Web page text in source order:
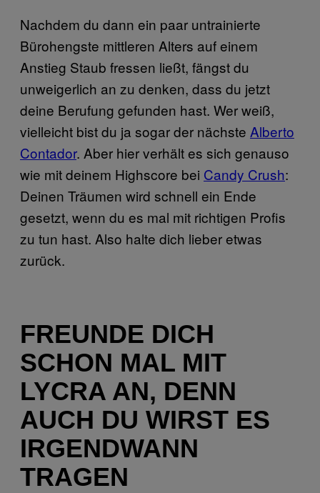
Nachdem du dann ein paar untrainierte
Bürohengste mittleren Alters auf einem
Anstieg Staub fressen ließt, fängst du
unweigerlich an zu denken, dass du jetzt
deine Berufung gefunden hast. Wer weiß,
vielleicht bist du ja sogar der nächste Alberto
Contador. Aber hier verhält es sich genauso
wie mit deinem Highscore bei Candy Crush:
Deinen Träumen wird schnell ein Ende
gesetzt, wenn du es mal mit richtigen Profis
zu tun hast. Also halte dich lieber etwas
zurück.
FREUNDE DICH
SCHON MAL MIT
LYCRA AN, DENN
AUCH DU WIRST ES
IRGENDWANN
TRAGEN